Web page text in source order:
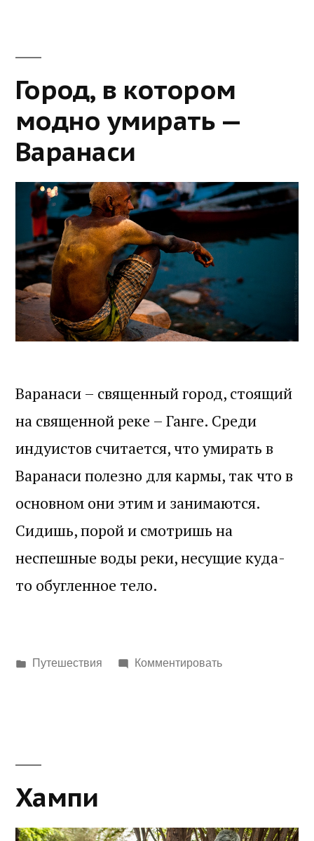
Город, в котором
модно умирать —
Варанаси
Варанаси – священный город, стоящий
на священной реке – Ганге. Среди
индуистов считается, что умирать в
Варанаси полезно для кармы, так что в
основном они этим и занимаются.
Сидишь, порой и смотришь на
неспешные воды реки, несущие куда-
то обугленное тело.
Написано
Путешествия Комментировать
Хампи